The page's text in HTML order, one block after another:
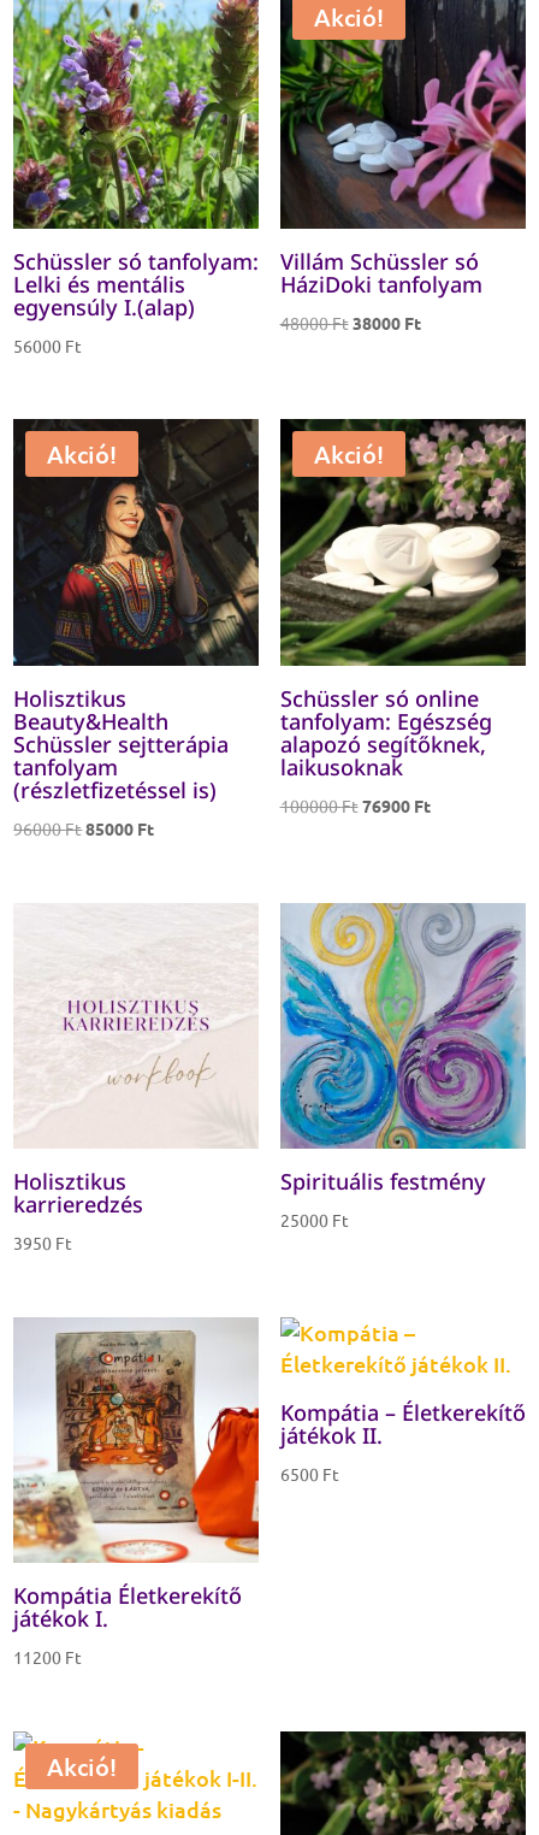
Schüssler só tanfolyam:
Lelki és mentális
egyensúly I.(alap)
56000 Ft
Akció!
Villám Schüssler só
HáziDoki tanfolyam
48000FtOriginal
48000 Ft.
38000 FtCurrent
38000 Ft.
Akció!
Holisztikus
Beauty&Health
Schüssler sejtterápia
tanfolyam
(részletfizetéssel is)
96000FtOriginal
85000 FtCurrent
Akció!
Schüssler só online
tanfolyam: Egészség
alapozó segítőknek,
laikusoknak
100000FtOriginal
100000 Ft.
76900 FtCurrent
76900 Ft.
Holisztikus
karrieredzés
3950 Ft
Spirituális festmény
25000 Ft
Kompátia Életkerekítő
játékok I.
11200 Ft
Kompátia – Életkerekítő
játékok II.
6500 Ft
Akció!